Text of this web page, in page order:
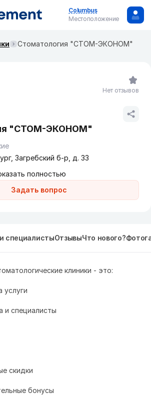
Columbus
Местоположение
Стоматология "СТОМ-ЭКОНОМ"
"СТОМ-ЭКОНОМ"
Задать вопрос
Загребский б-р, д. 33
полностью
Нет отзывов
специалистыОтзывыЧто нового?
клиники - это:
специалисты
скидки
бонусы